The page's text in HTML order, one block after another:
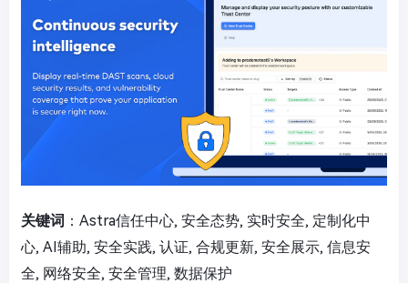
关键词 ：Astra信任中心, 安全态势, 实时安全, 定制化中
心, AI辅助, 安全实践, 认证, 合规更新, 安全展示, 信息安
全, 网络安全, 安全管理, 数据保护